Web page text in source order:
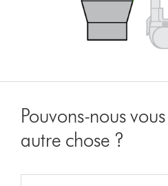
Pouvons-nous
autre chose ?